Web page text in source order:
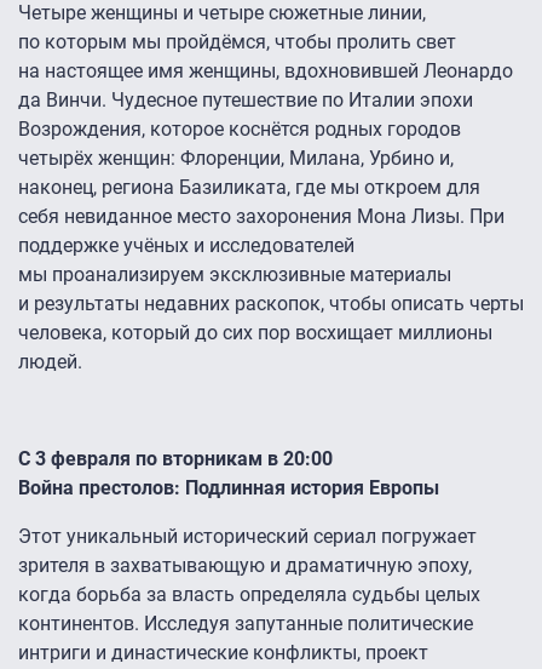
Четыре женщины и четыре сюжетные линии,
по которым мы пройдёмся, чтобы пролить свет
на настоящее имя женщины, вдохновившей Леонардо
да Винчи. Чудесное путешествие по Италии эпохи
Возрождения, которое коснётся родных городов
четырёх женщин: Флоренции, Милана, Урбино и,
наконец, региона Базиликата, где мы откроем для
себя невиданное место захоронения Мона Лизы. При
поддержке учёных и исследователей
мы проанализируем эксклюзивные материалы
и результаты недавних раскопок, чтобы описать черты
человека, который до сих пор восхищает миллионы
людей.
С 3 февраля по вторникам в 20:00
Война престолов: Подлинная история Европы
Этот уникальный исторический сериал погружает
зрителя в захватывающую и драматичную эпоху,
когда борьба за власть определяла судьбы целых
континентов. Исследуя запутанные политические
интриги и династические конфликты, проект